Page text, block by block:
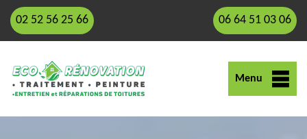
02 52 56 25 66 06 64 51 03 06
Menu